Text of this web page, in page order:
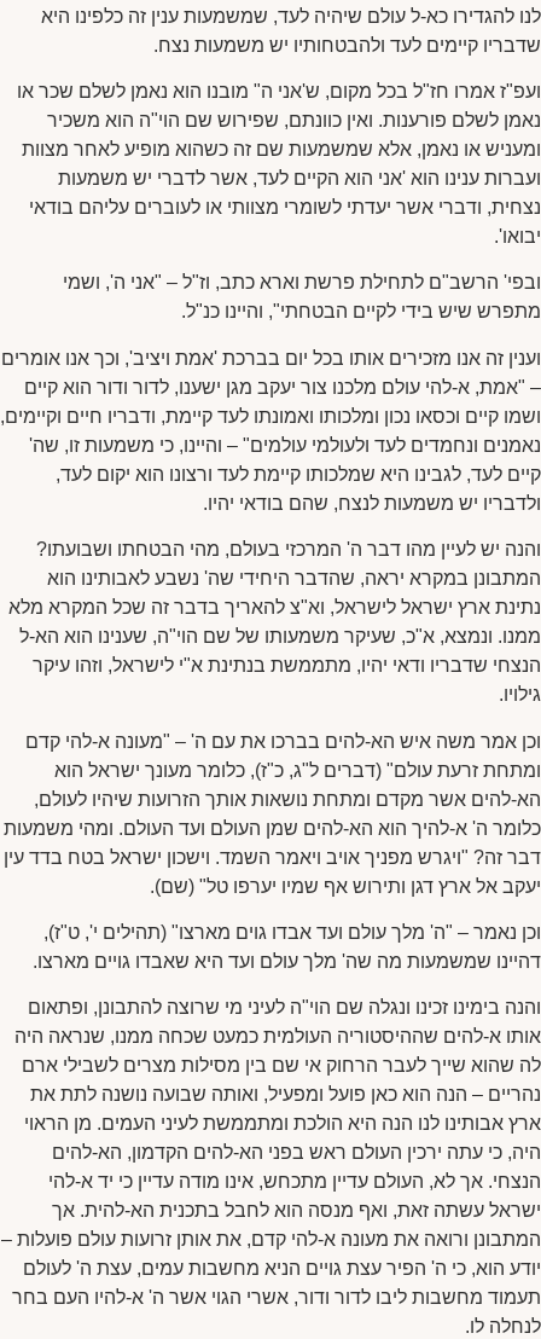
לנו להגדירו כא-ל עולם שיהיה לעד, שמשמעות ענין זה כלפינו היא
שדבריו קיימים לעד ולהבטחותיו יש משמעות נצח.
ועפ"ז אמרו חז"ל בכל מקום, ש'אני ה" מובנו הוא נאמן לשלם שכר או
נאמן לשלם פורענות. ואין כוונתם, שפירוש שם הוי"ה הוא משכיר
ומעניש או נאמן, אלא שמשמעות שם זה כשהוא מופיע לאחר מצוות
ועברות ענינו הוא 'אני הוא הקיים לעד, אשר לדברי יש משמעות
נצחית, ודברי אשר יעדתי לשומרי מצוותי או לעוברים עליהם בודאי
יבואו'.
ובפי' הרשב"ם לתחילת פרשת וארא כתב, וז"ל – "אני ה', ושמי
מתפרש שיש בידי לקיים הבטחתי", והיינו כנ"ל.
וענין זה אנו מזכירים אותו בכל יום בברכת 'אמת ויציב', וכך אנו אומרים
– "אמת, א-להי עולם מלכנו צור יעקב מגן ישענו, לדור ודור הוא קיים
ושמו קיים וכסאו נכון ומלכותו ואמונתו לעד קיימת, ודבריו חיים וקיימים,
נאמנים ונחמדים לעד ולעולמי עולמים" – והיינו, כי משמעות זו, שה'
קיים לעד, לגבינו היא שמלכותו קיימת לעד ורצונו הוא יקום לעד,
ולדבריו יש משמעות לנצח, שהם בודאי יהיו.
והנה יש לעיין מהו דבר ה' המרכזי בעולם, מהי הבטחתו ושבועתו?
המתבונן במקרא יראה, שהדבר היחידי שה' נשבע לאבותינו הוא
נתינת ארץ ישראל לישראל, וא"צ להאריך בדבר זה שכל המקרא מלא
ממנו. ונמצא, א"כ, שעיקר משמעותו של שם הוי"ה, שענינו הוא הא-ל
הנצחי שדבריו ודאי יהיו, מתממשת בנתינת א"י לישראל, וזהו עיקר
גילויו.
וכן אמר משה איש הא-להים בברכו את עם ה' – "מעונה א-להי קדם
ומתחת זרעת עולם" (דברים ל"ג, כ"ז), כלומר מעונך ישראל הוא
הא-להים אשר מקדם ומתחת נושאות אותך הזרועות שיהיו לעולם,
כלומר ה' א-להיך הוא הא-להים שמן העולם ועד העולם. ומהי משמעות
דבר זה? "ויגרש מפניך אויב ויאמר השמד. וישכון ישראל בטח בדד עין
יעקב אל ארץ דגן ותירוש אף שמיו יערפו טל" (שם).
וכן נאמר – "ה' מלך עולם ועד אבדו גוים מארצו" (תהילים י', ט"ז),
דהיינו שמשמעות מה שה' מלך עולם ועד היא שאבדו גויים מארצו.
והנה בימינו זכינו ונגלה שם הוי"ה לעיני מי שרוצה להתבונן, ופתאום
אותו א-להים שההיסטוריה העולמית כמעט שכחה ממנו, שנראה היה
לה שהוא שייך לעבר הרחוק אי שם בין מסילות מצרים לשבילי ארם
נהריים – הנה הוא כאן פועל ומפעיל, ואותה שבועה נושנה לתת את
ארץ אבותינו לנו הנה היא הולכת ומתממשת לעיני העמים. מן הראוי
היה, כי עתה ירכין העולם ראש בפני הא-להים הקדמון, הא-להים
הנצחי. אך לא, העולם עדיין מתכחש, אינו מודה עדיין כי יד א-להי
ישראל עשתה זאת, ואף מנסה הוא לחבל בתכנית הא-להית. אך
המתבונן ורואה את מעונה א-להי קדם, את אותן זרועות עולם פועלות –
יודע הוא, כי ה' הפיר עצת גויים הניא מחשבות עמים, עצת ה' לעולם
תעמוד מחשבות ליבו לדור ודור, אשרי הגוי אשר ה' א-להיו העם בחר
לנחלה לו.